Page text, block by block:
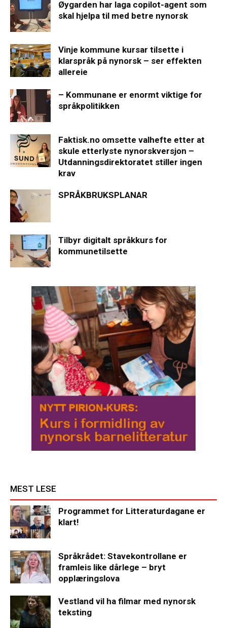
Øygarden har laga copilot-agent som
skal hjelpa til med betre nynorsk
Vinje kommune kursar tilsette i
klarspråk på nynorsk – ser effekten
allereie
– Kommunane er enormt viktige for
språkpolitikken
Faktisk.no omsette valhefte etter at
skule etterlyste nynorskversjon –
Utdanningsdirektoratet stiller ingen
krav
SPRÅKBRUKSPLANAR
Tilbyr digitalt språkkurs for
kommunetilsette
MEST LESE
Programmet for Litteraturdagane er
klart!
Språkrådet: Stavekontrollane er
framleis like dårlege – bryt
opplæringslova
Vestland vil ha filmar med nynorsk
teksting